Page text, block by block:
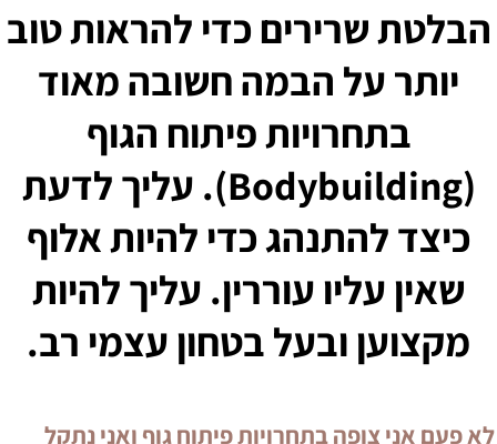
הבלטת שרירים כדי להראות טוב
יותר על הבמה חשובה מאוד
בתחרויות פיתוח הגוף
(
Bodybuilding). עליך לדעת
כיצד להתנהג כדי להיות אלוף
שאין עליו עוררין. עליך להיות
מקצוען ובעל בטחון עצמי רב.
לא פעם אני צופה בתחרויות פיתוח גוף ואני נתקל